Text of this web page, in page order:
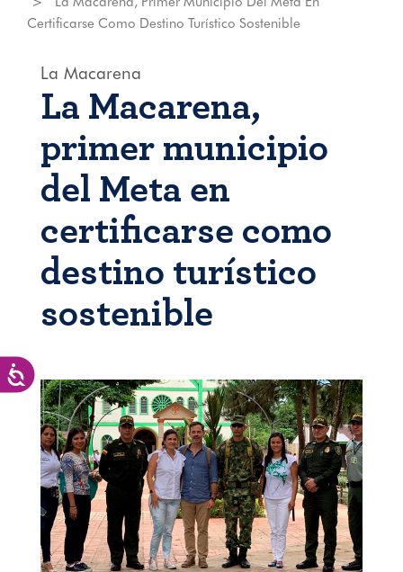
Accesibilidad
Certificarse Como Destino Turístico Sostenible
La Macarena
La Macarena,
primer municipio
del Meta en
certificarse como
destino turístico
sostenible